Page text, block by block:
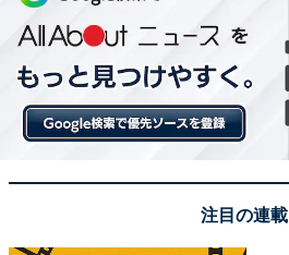
注目の連載